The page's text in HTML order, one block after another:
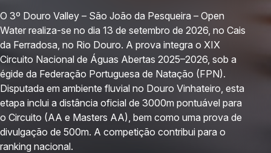
O 3º Douro Valley – São João da Pesqueira – Open
Water realiza-se no dia 13 de setembro de 2026, no Cais
da Ferradosa, no Rio Douro. A prova integra o XIX
Circuito Nacional de Águas Abertas 2025–2026, sob a
égide da Federação Portuguesa de Natação (FPN).
Disputada em ambiente fluvial no Douro Vinhateiro, esta
etapa inclui a distância oficial de 3000m pontuável para
o Circuito (AA e Masters AA), bem como uma prova de
divulgação de 500m. A competição contribui para o
ranking nacional.